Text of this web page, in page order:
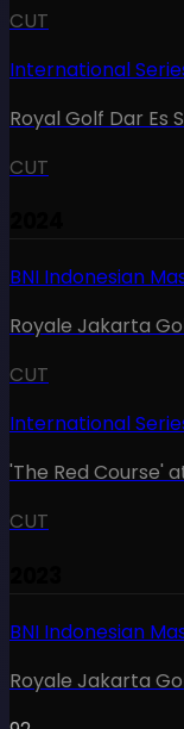
CUT
International
Royal Golf Dar Es
CUT
BNI Indonesian
Royale Jakarta
CUT
International
'The Red Course'
CUT
BNI Indonesian
Royale Jakarta